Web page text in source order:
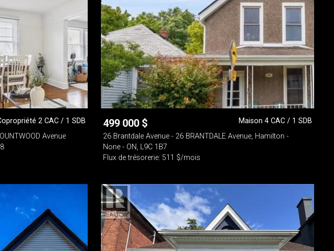
2 CAC / 1 SDB
Avenue
499 000 $
Maison 4 CAC / 1 SDB
26 Brantdale Avenue - 26 BRANTDALE Avenue, Hamilton -
None - ON, L9C 1B7
Flux de trésorerie: 511 $/mois